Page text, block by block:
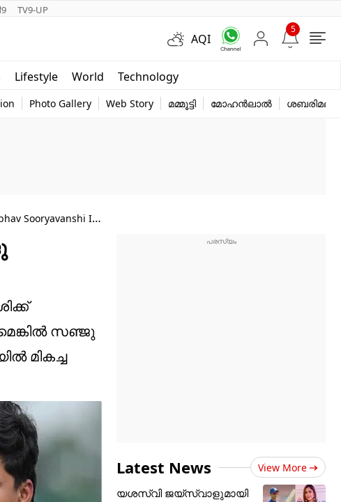
TV9-UP
AQI
5
Lifestyle World Technology
StoryPhoto Gallery Web Story മമ്മൂട്ടി മോഹൻലാൽ ശബരിമല
Sooryavanshi In
സഞ്ജു
മികച്ച
Latest News View More
യശസ്വി ജയ്‌സ്വാളുമായി